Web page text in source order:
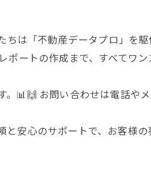
ちは「不動産データプロ」を
ートの作成まで、すべてワ
。📊🙌 お問い合わせは電話や
安心のサポートで、お客様